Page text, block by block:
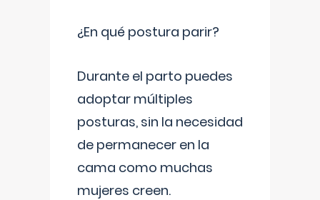
¿En qué postura parir?
Durante el parto puedes
adoptar múltiples
posturas, sin la necesidad
de permanecer en la
cama como muchas
mujeres creen.